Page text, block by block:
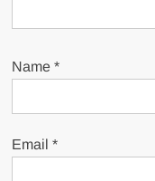
Name*
Email*